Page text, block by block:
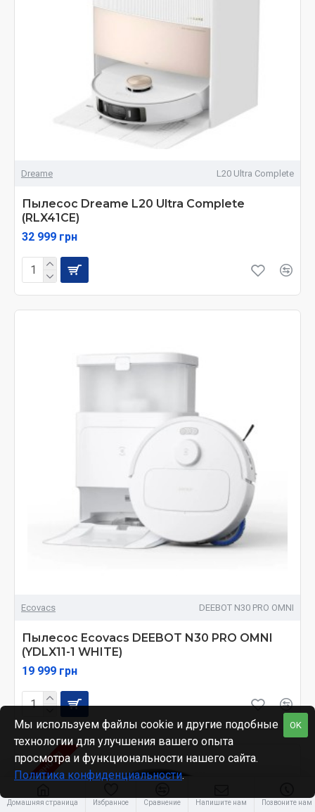
Dreame L20 Ultra Complete
Пылесос Dreame L20 Ultra Complete
(RLX41CE)
32 999 грн
Ecovacs DEEBOT N30 PRO OMNI
Пылесос Ecovacs DEEBOT N30 PRO OMNI
(YDLX11-1 WHITE)
19 999 грн
В НАЯВНОСТІ
Домашняя страница Избранное Сравнение Напишите нам Позвоните нам
OK
Мы используем файлы cookie и другие подобные
технологии для улучшения вашего опыта
просмотра и функциональности нашего сайта.
Политика конфиденциальности.